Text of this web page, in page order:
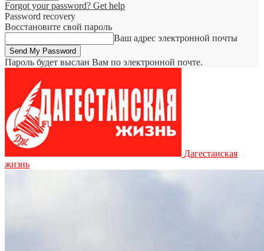
Forgot your password? Get help
Password recovery
Восстановите свой пароль
Ваш адрес электронной почты
Пароль будет выслан Вам по электронной почте.
Дагестанская
жизнь